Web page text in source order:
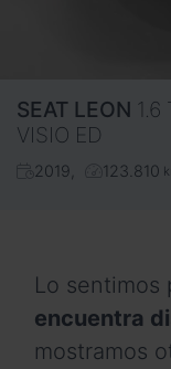
SEAT LEON
VISIO ED
2019 123.810
Lo sentimos
encuentra
mostramos